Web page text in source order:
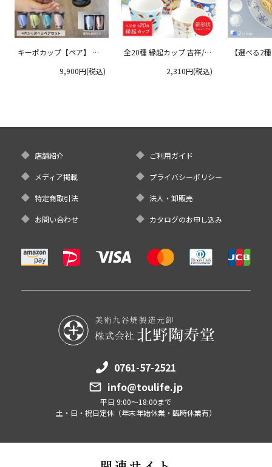
キーポカップ【ペア】 ラ
9,900円(税込)
全20種 縁起カップ 吉祥/青
2,310円(税込)
【選べる2
店舗紹介 ご利用ガイド
メディア掲載 プライバシーポリシー
特定商取引法 法人・卸販売
お問い合わせ カタログのお申し込み
0761-57-2521
info@toulife.jp
平日 9:00～18:00まで
土・日・祝日定休（年末年始休業・臨時休業有）